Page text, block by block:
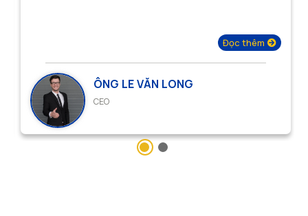
Đọc thêm
ÔNG LE VĂN LONG
CEO